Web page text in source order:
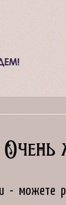
Очень